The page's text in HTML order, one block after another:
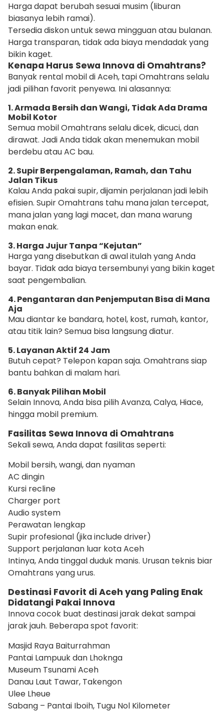
Harga dapat berubah sesuai musim (liburan
biasanya lebih ramai).
Tersedia diskon untuk sewa mingguan atau bulanan.
Harga transparan, tidak ada biaya mendadak yang
bikin kaget.
Kenapa Harus Sewa Innova di Omahtrans?
Banyak rental mobil di Aceh, tapi Omahtrans selalu
jadi pilihan favorit penyewa. Ini alasannya:
1. Armada Bersih dan Wangi, Tidak Ada Drama
Mobil Kotor
Semua mobil Omahtrans selalu dicek, dicuci, dan
dirawat. Jadi Anda tidak akan menemukan mobil
berdebu atau AC bau.
2. Supir Berpengalaman, Ramah, dan Tahu
Jalan Tikus
Kalau Anda pakai supir, dijamin perjalanan jadi lebih
efisien. Supir Omahtrans tahu mana jalan tercepat,
mana jalan yang lagi macet, dan mana warung
makan enak.
3. Harga Jujur Tanpa “Kejutan”
Harga yang disebutkan di awal itulah yang Anda
bayar. Tidak ada biaya tersembunyi yang bikin kaget
saat pengembalian.
4. Pengantaran dan Penjemputan Bisa di Mana
Aja
Mau diantar ke bandara, hotel, kost, rumah, kantor,
atau titik lain? Semua bisa langsung diatur.
5. Layanan Aktif 24 Jam
Butuh cepat? Telepon kapan saja. Omahtrans siap
bantu bahkan di malam hari.
6. Banyak Pilihan Mobil
Selain Innova, Anda bisa pilih Avanza, Calya, Hiace,
hingga mobil premium.
Fasilitas Sewa Innova di Omahtrans
Sekali sewa, Anda dapat fasilitas seperti:
Mobil bersih, wangi, dan nyaman
AC dingin
Kursi recline
Charger port
Audio system
Perawatan lengkap
Supir profesional (jika include driver)
Support perjalanan luar kota Aceh
Intinya, Anda tinggal duduk manis. Urusan teknis biar
Omahtrans yang urus.
Destinasi Favorit di Aceh yang Paling Enak
Didatangi Pakai Innova
Innova cocok buat destinasi jarak dekat sampai
jarak jauh. Beberapa spot favorit:
Masjid Raya Baiturrahman
Pantai Lampuuk dan Lhoknga
Museum Tsunami Aceh
Danau Laut Tawar, Takengon
Ulee Lheue
Sabang – Pantai Iboih, Tugu Nol Kilometer